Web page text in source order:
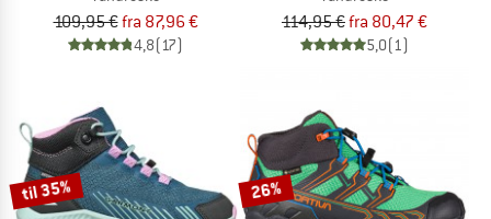
109,95 €fra 87,96 €
4,8(17)
114,95 €fra 80,47 €
5,0(1)
til 35% 26%